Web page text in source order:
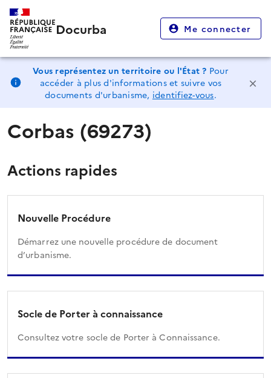
Docurba Me connecter
Vous représentez un territoire ou l'État ? Pour
accéder à plus d'informations et suivre vos
documents d'urbanisme, identifiez-vous.
Corbas (69273)
Actions rapides
Nouvelle Procédure
Démarrez une nouvelle procédure de document
d’urbanisme.
Socle de Porter à connaissance
Consultez votre socle de Porter à Connaissance.